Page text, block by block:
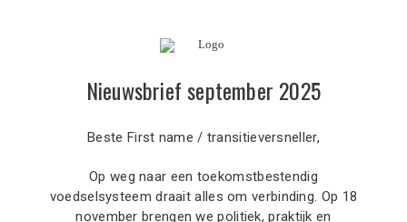
Nieuwsbrief september 2025
Beste First name / transitieversneller,
Op weg naar een toekomstbestendig
voedselsysteem draait alles om verbinding. Op 18
november brengen we politiek, praktijk en